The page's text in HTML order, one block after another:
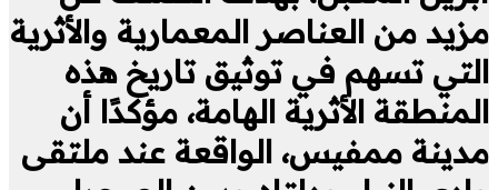
مزيد من العناصر المعمارية والأثرية
التي تسهم في توثيق تاريخ هذه
المنطقة الأثرية الهامة، مؤكدًا أن
مدينة ممفيس، الواقعة عند ملتقى